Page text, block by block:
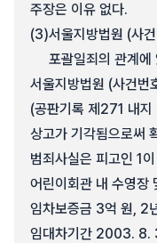
주장은 이유 없다.
(3)서울지방법원 (사
포괄일죄의 관계에
서울지방법원 (사건번
(공판기록 제271 내
상고가 기각됨으로써
범죄사실은 피고인 1
어린이회관 내 수영장
임차보증금 3억 원, 2
임대차기간 2003. 8.